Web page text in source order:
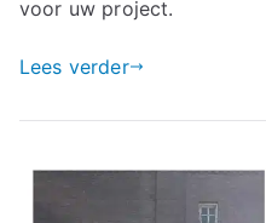
voor uw project.
Lees verder